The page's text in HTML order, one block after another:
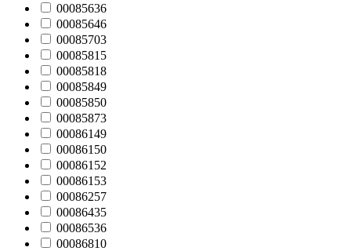
00085636
00085646
00085703
00085815
00085818
00085849
00085850
00085873
00086149
00086150
00086152
00086153
00086257
00086435
00086536
00086810